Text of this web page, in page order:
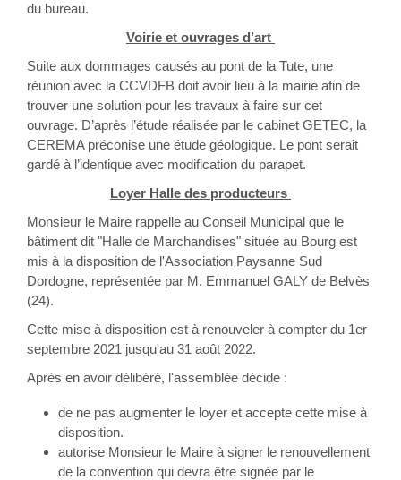
du bureau.
Voirie et ouvrages d’art
Suite aux dommages causés au pont de la Tute, une
réunion avec la CCVDFB doit avoir lieu à la mairie afin de
trouver une solution pour les travaux à faire sur cet
ouvrage. D’après l’étude réalisée par le cabinet GETEC, la
CEREMA préconise une étude géologique. Le pont serait
gardé à l’identique avec modification du parapet.
Loyer Halle des producteurs
Monsieur le Maire rappelle au Conseil Municipal que le
bâtiment dit "Halle de Marchandises" située au Bourg est
mis à la disposition de l'Association Paysanne Sud
Dordogne, représentée par M. Emmanuel GALY de Belvès
(24).
Cette mise à disposition est à renouveler à compter du 1er
septembre 2021 jusqu'au 31 août 2022.
Après en avoir délibéré, l'assemblée décide :
de ne pas augmenter le loyer et accepte cette mise à
disposition.
autorise Monsieur le Maire à signer le renouvellement
de la convention qui devra être signée par le